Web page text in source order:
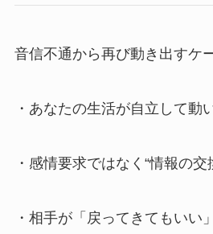
音信不通から再び動き出すケ
・あなたの生活が自立して動
・感情要求ではなく“情報の交
・相手が「戻ってきてもいい